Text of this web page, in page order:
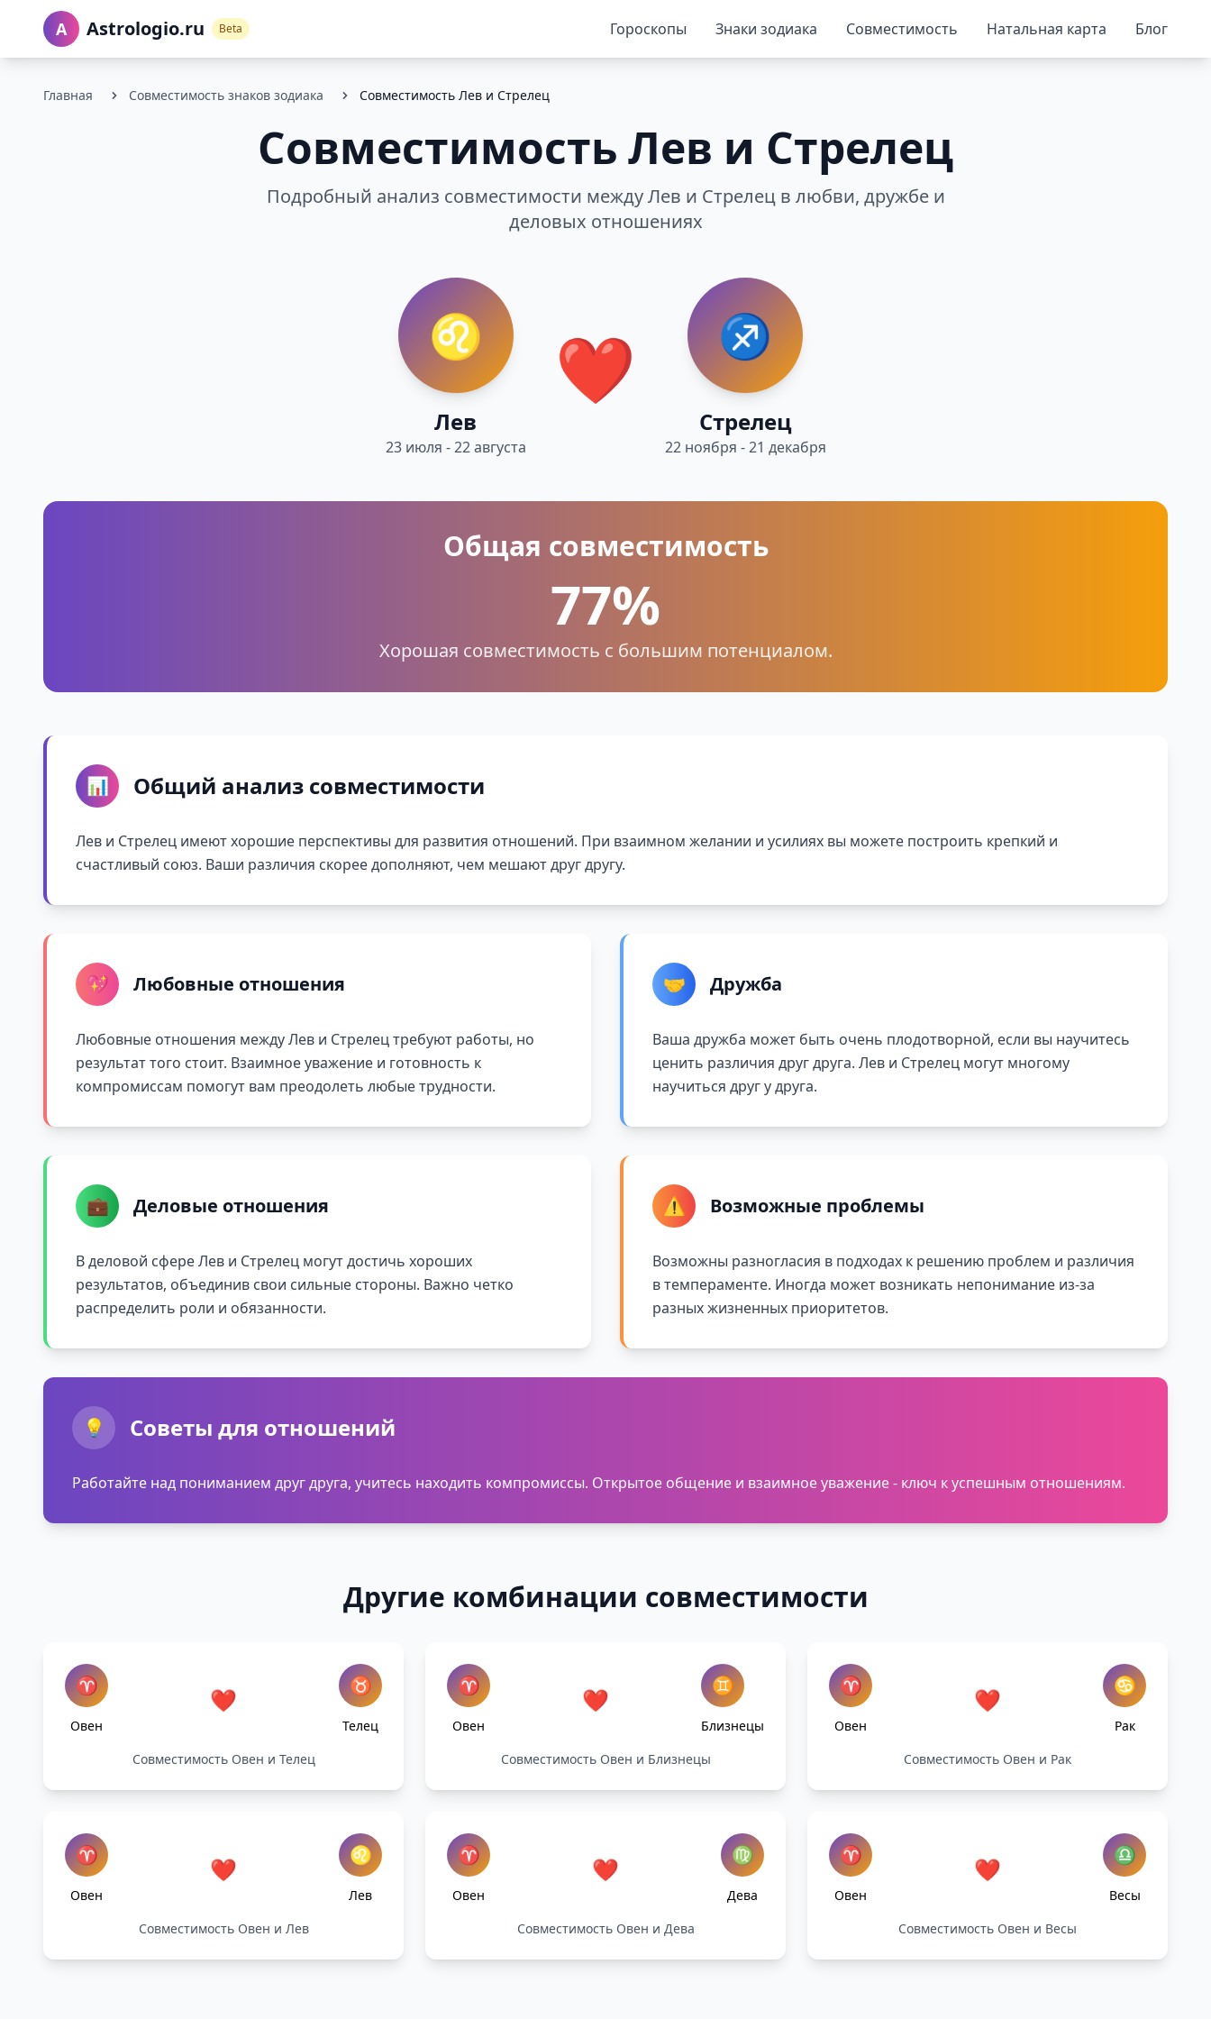
A Astrologio.ru Beta Гороскопы Знаки зодиака Совместимость Натальная карта Блог
Главная Совместимость знаков зодиака Совместимость Лев и Стрелец
Совместимость Лев и Стрелец
Подробный анализ совместимости между Лев и Стрелец в любви, дружбе и
деловых отношениях
♌
Лев
23 июля - 22 августа
❤️ ♐
Стрелец
22 ноября - 21 декабря
Общая совместимость
77%
Хорошая совместимость с большим потенциалом.
📊 Общий анализ совместимости
Лев и Стрелец имеют хорошие перспективы для развития отношений. При взаимном желании и усилиях вы можете построить крепкий и
счастливый союз. Ваши различия скорее дополняют, чем мешают друг другу.
💖 Любовные отношения
Любовные отношения между Лев и Стрелец требуют работы, но
результат того стоит. Взаимное уважение и готовность к
компромиссам помогут вам преодолеть любые трудности.
🤝 Дружба
Ваша дружба может быть очень плодотворной, если вы научитесь
ценить различия друг друга. Лев и Стрелец могут многому
научиться друг у друга.
💼 Деловые отношения
В деловой сфере Лев и Стрелец могут достичь хороших
результатов, объединив свои сильные стороны. Важно четко
распределить роли и обязанности.
⚠️ Возможные проблемы
Возможны разногласия в подходах к решению проблем и различия
в темпераменте. Иногда может возникать непонимание из-за
разных жизненных приоритетов.
💡 Советы для отношений
Работайте над пониманием друг друга, учитесь находить компромиссы. Открытое общение и взаимное уважение - ключ к успешным отношениям.
Другие комбинации совместимости
♈
Овен
❤️ ♉
Телец
Совместимость Овен и Телец
♈
Овен
❤️ ♊
Близнецы
Совместимость Овен и Близнецы
♈
Овен
❤️ ♋
Рак
Совместимость Овен и Рак
♈
Овен
❤️ ♌
Лев
Совместимость Овен и Лев
♈
Овен
❤️ ♍
Дева
Совместимость Овен и Дева
♈
Овен
❤️ ♎
Весы
Совместимость Овен и Весы